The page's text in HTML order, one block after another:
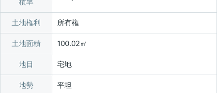
土地権利 所有権
土地面積 100.02㎡
地目 宅地
地勢 平坦